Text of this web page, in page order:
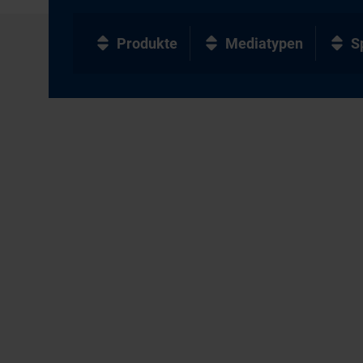
Produkte Mediatypen